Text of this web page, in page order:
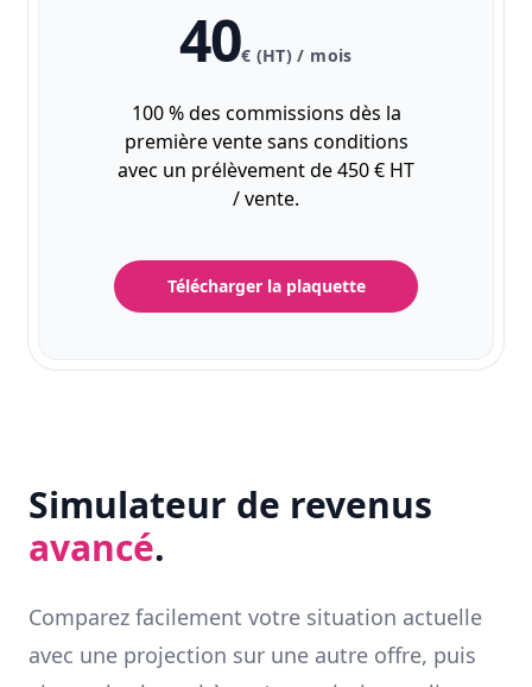
40€ (HT) / mois
100 % des commissions dès la
première vente sans conditions
avec un prélèvement de 450 € HT
/ vente.
Télécharger la plaquette
Simulateur de revenus
avancé.
Comparez facilement votre situation actuelle
avec une projection sur une autre offre, puis